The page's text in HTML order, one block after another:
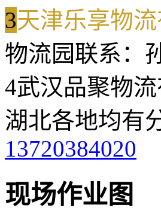
3天津乐享物
物流园联系：
4武汉品聚物
湖北各地均有
13720384020
现场作业图